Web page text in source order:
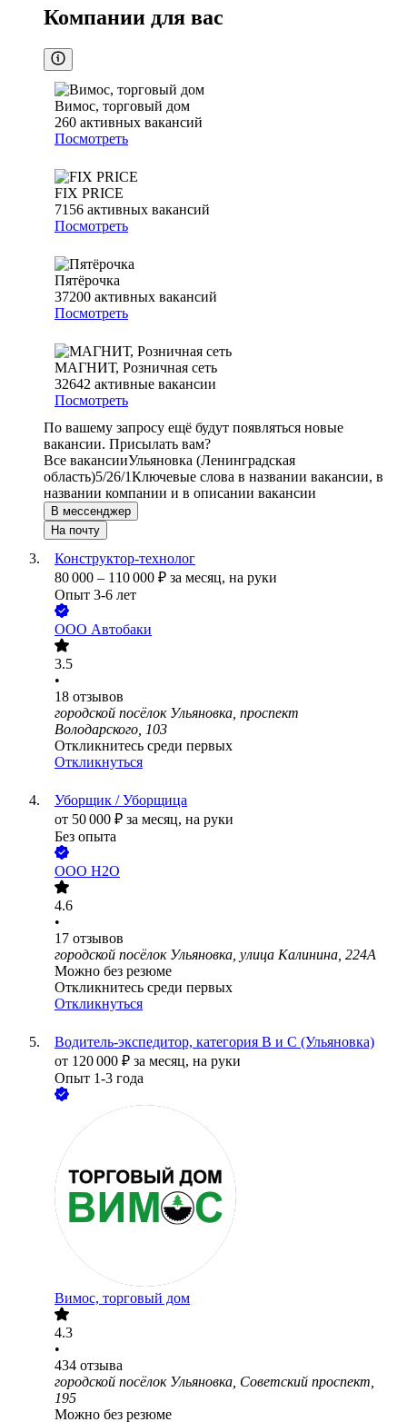
Компании для вас
Вимос, торговый дом
260 активных вакансий
Посмотреть
FIX PRICE
7156 активных вакансий
Посмотреть
Пятёрочка
37200 активных вакансий
Посмотреть
МАГНИТ, Розничная сеть
32642 активные вакансии
Посмотреть
По вашему запросу ещё будут появляться новые
вакансии. Присылать вам?
Все вакансииУльяновка (Ленинградская
область)5/26/1Ключевые слова в названии вакансии, в
названии компании и в описании вакансии
В мессенджер
На почту
Конструктор-технолог
80 000 – 110 000 ₽ за месяц, на руки
Опыт 3-6 лет
ООО Автобаки
3.5
•
18 отзывов
городской посёлок Ульяновка, проспект
Володарского, 103
Откликнитесь среди первых
Откликнуться
Уборщик / Уборщица
от 50 000 ₽ за месяц, на руки
Без опыта
ООО H2O
4.6
•
17 отзывов
городской посёлок Ульяновка, улица Калинина, 224А
Можно без резюме
Откликнитесь среди первых
Откликнуться
Водитель-экспедитор, категория В и С (Ульяновка)
от 120 000 ₽ за месяц, на руки
Опыт 1-3 года
Вимос, торговый дом
4.3
•
434 отзыва
городской посёлок Ульяновка, Советский проспект,
195
Можно без резюме